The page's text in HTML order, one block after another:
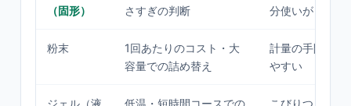
（固形）
さすぎの判断
分使いがしにく
粉末
1回あたりのコスト・大
容量での詰め替え
計量の手間。湿
やすい
ジェル（液
低温・短時間コースでの
こびりつき汚れ